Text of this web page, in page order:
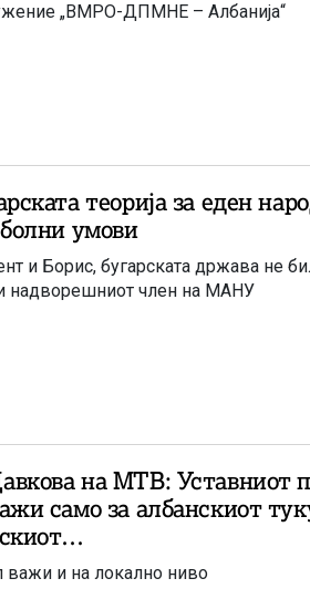
„ВМРО-ДПМНЕ – Албанија“
теорија за еден
умови
и Борис, бугарската држава не
надворешниот член на МАНУ
на МТВ: Уставниот
само за албанскиот
важи и на локално ниво